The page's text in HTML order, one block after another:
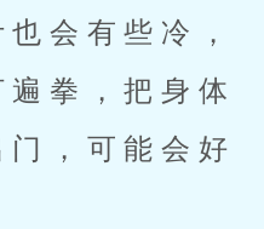
会有些冷，
拳，把身体
，可能会好